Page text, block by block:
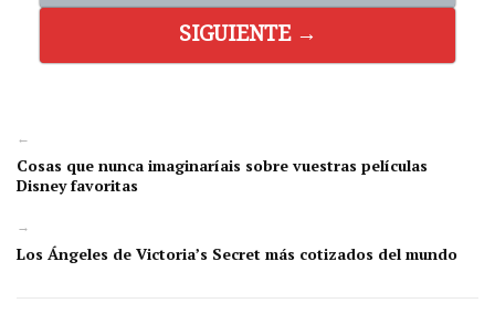
SIGUIENTE →
←
Cosas que nunca imaginaríais sobre vuestras películas
Disney favoritas
→
Los Ángeles de Victoria’s Secret más cotizados del mundo